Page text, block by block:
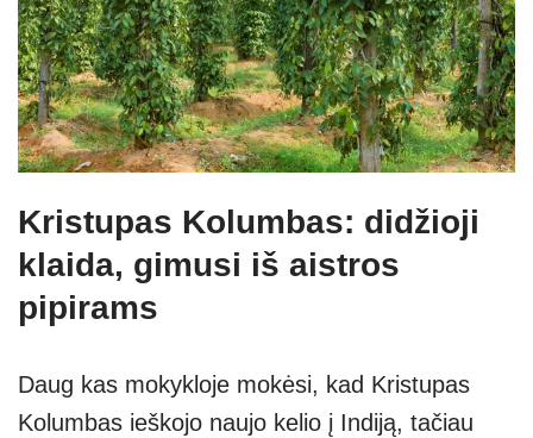
Kristupas Kolumbas: didžioji
klaida, gimusi iš aistros
pipirams
Daug kas mokykloje mokėsi, kad Kristupas
Kolumbas ieškojo naujo kelio į Indiją, tačiau